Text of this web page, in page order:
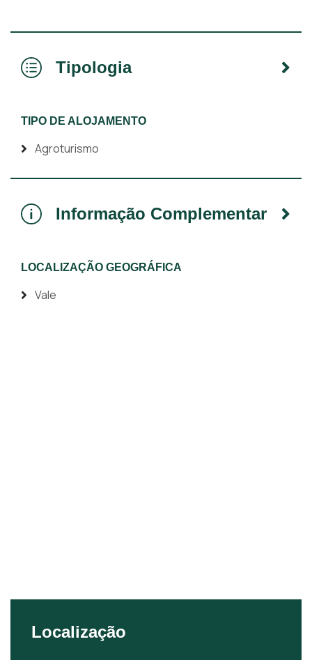
Tipologia
TIPO DE ALOJAMENTO
Agroturismo
Informação Complementar
LOCALIZAÇÃO GEOGRÁFICA
Vale
Localização